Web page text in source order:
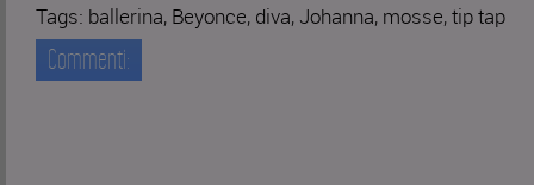
Tags: ballerina, Beyonce, diva, Johanna, mosse,tip tap
Commenti: